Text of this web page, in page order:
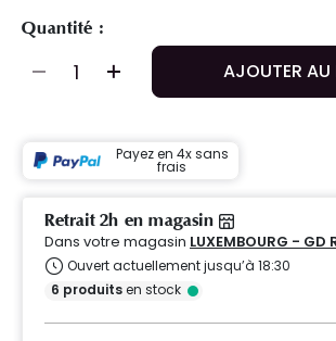
Quantité :
AJOUTER AU
Payez en 4x sans
frais
Retrait 2h en magasin
Dans votre magasin LUXEMBOURG - GD
Ouvert actuellement jusqu’à 18:30
6 produitsen stock